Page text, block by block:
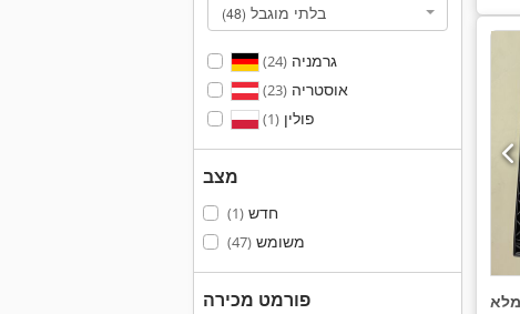
בלתי מוגבל (48)
גרמניה(24)
אוסטריה(23)
פולין(1)
מצב
חדש(1)
משומש(47)
פורמט מכירה מלא